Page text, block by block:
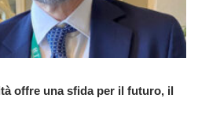
offre una sfida per il futuro, il